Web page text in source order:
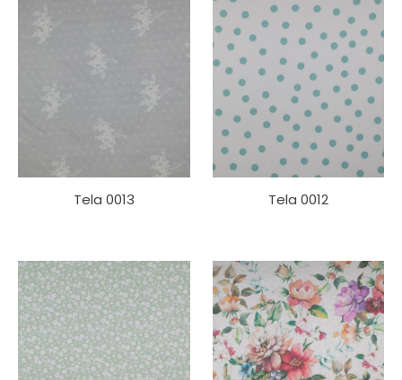
Tela 0013 Tela 0012